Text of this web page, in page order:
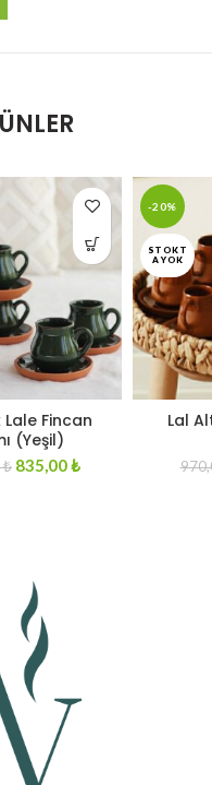
Lale Fincan
(Yeşil)
₺ Original
835,00₺Current
-20%
STOKT
A YOK
Lal